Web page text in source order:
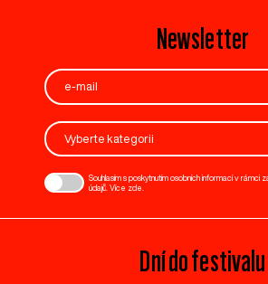
Newsletter
Vyberte kategorii
Souhlasím s poskytnutím osobních informací v rámci
údajů. Více zde
Dní do festivalu